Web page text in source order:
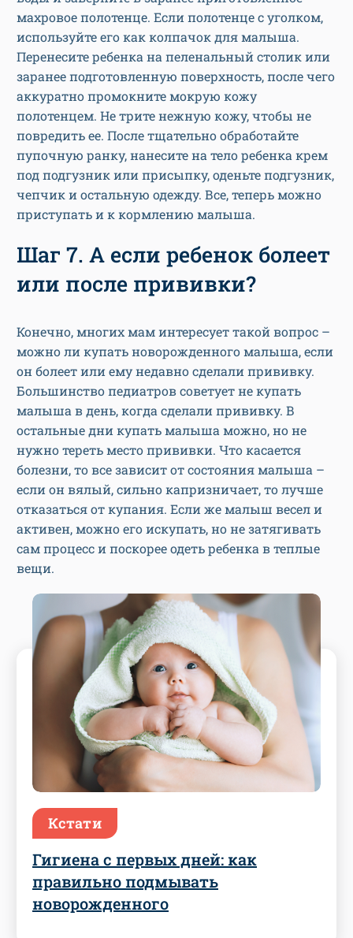
махровое полотенце. Если полотенце с уголком,
используйте его как колпачок для малыша.
Перенесите ребенка на пеленальный столик или
заранее подготовленную поверхность, после чего
аккуратно промокните мокрую кожу
полотенцем. Не трите нежную кожу, чтобы не
повредить ее. После тщательно обработайте
пупочную ранку, нанесите на тело ребенка крем
под подгузник или присыпку, оденьте подгузник,
чепчик и остальную одежду. Все, теперь можно
приступать и к кормлению малыша.
Шаг 7. А если ребенок болеет
или после прививки?
Конечно, многих мам интересует такой вопрос –
можно ли купать новорожденного малыша, если
он болеет или ему недавно сделали прививку.
Большинство педиатров советует не купать
малыша в день, когда сделали прививку. В
остальные дни купать малыша можно, но не
нужно тереть место прививки. Что касается
болезни, то все зависит от состояния малыша –
если он вялый, сильно капризничает, то лучше
отказаться от купания. Если же малыш весел и
активен, можно его искупать, но не затягивать
сам процесс и поскорее одеть ребенка в теплые
вещи.
Кстати
Гигиена с первых дней: как
правильно подмывать
новорожденного